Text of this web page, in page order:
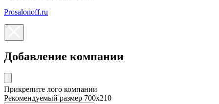
Prosalonoff.ru
Добавление компании
Прикрепите лого компании
Рекомендуемый размер 700х210